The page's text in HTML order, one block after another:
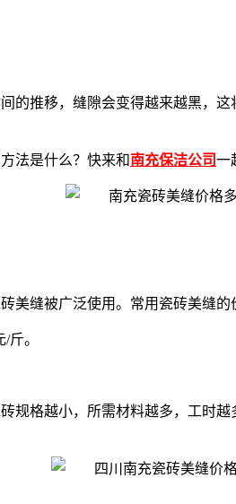
的推移，缝隙会变得越来越黑，
法是什么？快来和南充保洁公司一
缝被广泛使用。常用瓷砖美缝的
斤。
规格越小，所需材料越多，工时